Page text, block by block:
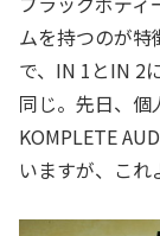
ムを持つのが特
で、IN 1とIN 2
同じ。先日、個
KOMPLETE
いますが、これ